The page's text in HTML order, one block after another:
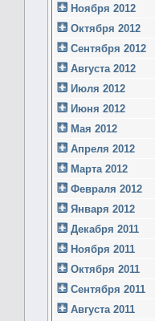
Ноября 2012
Октября 2012
Сентября 2012
Августа 2012
Июля 2012
Июня 2012
Мая 2012
Апреля 2012
Марта 2012
Февраля 2012
Января 2012
Декабря 2011
Ноября 2011
Октября 2011
Сентября 2011
Августа 2011